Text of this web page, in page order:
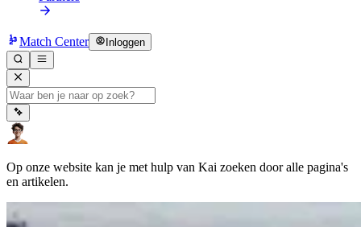
Match Center Inloggen
Op onze website kan je met hulp van Kai zoeken door alle pagina's
en artikelen.